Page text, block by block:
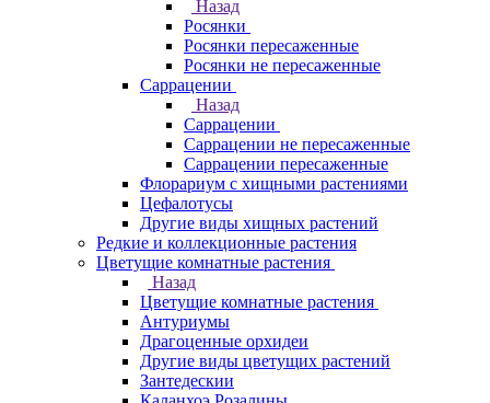
Назад
Росянки
Росянки пересаженные
Росянки не пересаженные
Саррацении
Назад
Саррацении
Саррацении не пересаженные
Саррацении пересаженные
Флорариум с хищными растениями
Цефалотусы
Другие виды хищных растений
Редкие и коллекционные растения
Цветущие комнатные растения
Назад
Цветущие комнатные растения
Антуриумы
Драгоценные орхидеи
Другие виды цветущих растений
Зантедескии